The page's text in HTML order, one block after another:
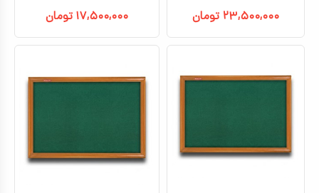
۲۳,۵۰۰,۰۰۰ تومان ۱۷,۵۰۰,۰۰۰ تومان